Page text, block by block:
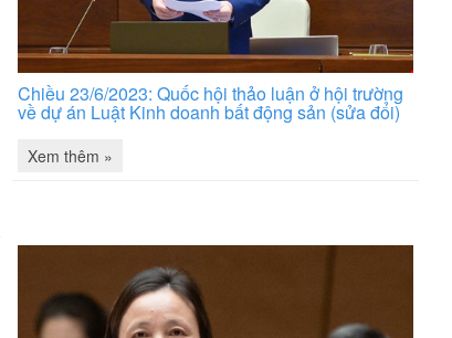
Chiều 23/6/2023: Quốc hội thảo luận ở hội trường
về dự án Luật Kinh doanh bất động sản (sửa đổi)
Xem thêm »